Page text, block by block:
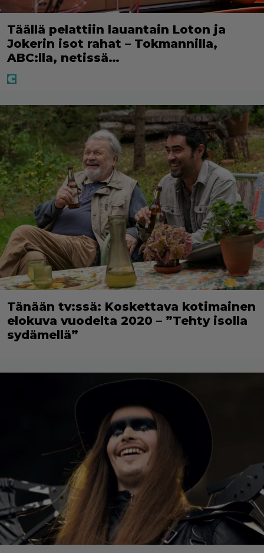
Täällä pelattiin lauantain Loton ja
Jokerin isot rahat – Tokmannilla,
ABC:lla, netissä…
Tänään tv:ssä: Koskettava kotimainen
elokuva vuodelta 2020 – ”Tehty isolla
sydämellä”